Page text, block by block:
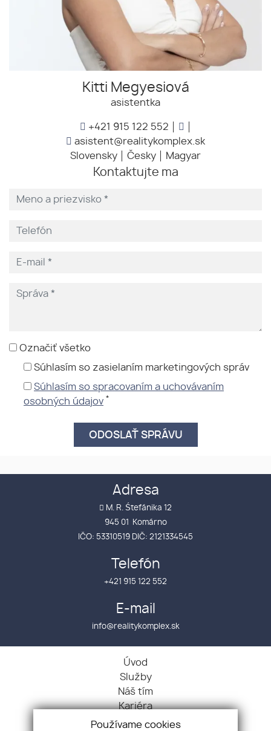
Kitti Megyesiová
asistentka
+421 915 122 552
asistent@realitykomplex.sk
Slovensky
Česky Magyar
Kontaktujte ma
Označiť všetko
Súhlasím so zasielaním marketingových správ
Súhlasím so spracovaním a uchovávaním
osobných údajov *
Adresa
M. R. Śtefánika 12
945 01 Komárno
IČO: 53310519 DIČ: 2121334545
Telefón
+421 915 122 552
E-mail
info@realitykomplex.sk
Úvod
Služby
Náš tím
Kariéra
Kontakt
Používame cookies